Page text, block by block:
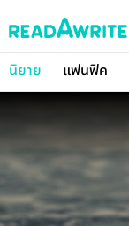
นิยาย แฟนฟิค